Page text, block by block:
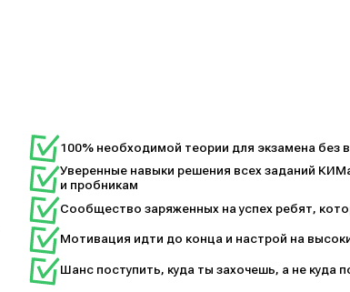
100% необходимой теории для экзамена без
Уверенные навыки решения всех заданий
и пробникам
Сообщество заряженных на успех ребят,
Мотивация идти до конца и настрой на
Шанс поступить, куда ты захочешь, а не куда